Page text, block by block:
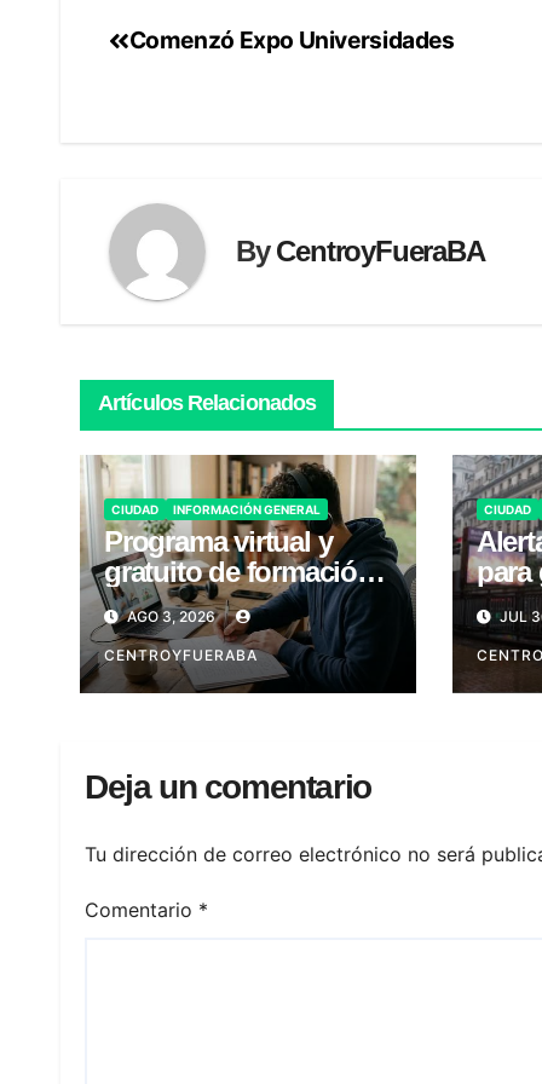
Navegación
Comenzó Expo Universidades
ByCentroyFueraBA
Artículos Relacionados
CIUDAD INFORMACIÓN GENERAL
Programa virtual y
gratuito de formación
laboral en CABA
AGO 3, 2026
CENTROYFUERABA
CIUDAD
para
JUL
Deja un comentario
Tu dirección de correo electrónico no será
Comentario *